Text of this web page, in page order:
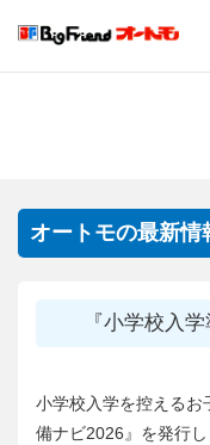
オートモの最新情
『小学校入
小学校入学を控えるお
備ナビ2026』を発行し